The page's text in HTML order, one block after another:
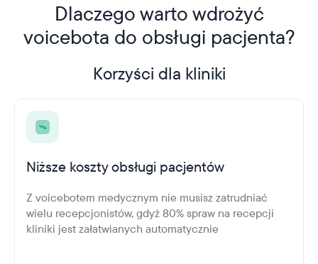
Dlaczego warto wdrożyć
voicebota do obsługi pacjenta?
Korzyści dla kliniki
Niższe koszty obsługi pacjentów
Z voicebotem medycznym nie musisz zatrudniać
wielu recepcjonistów, gdyż 80% spraw na recepcji
kliniki jest załatwianych automatycznie